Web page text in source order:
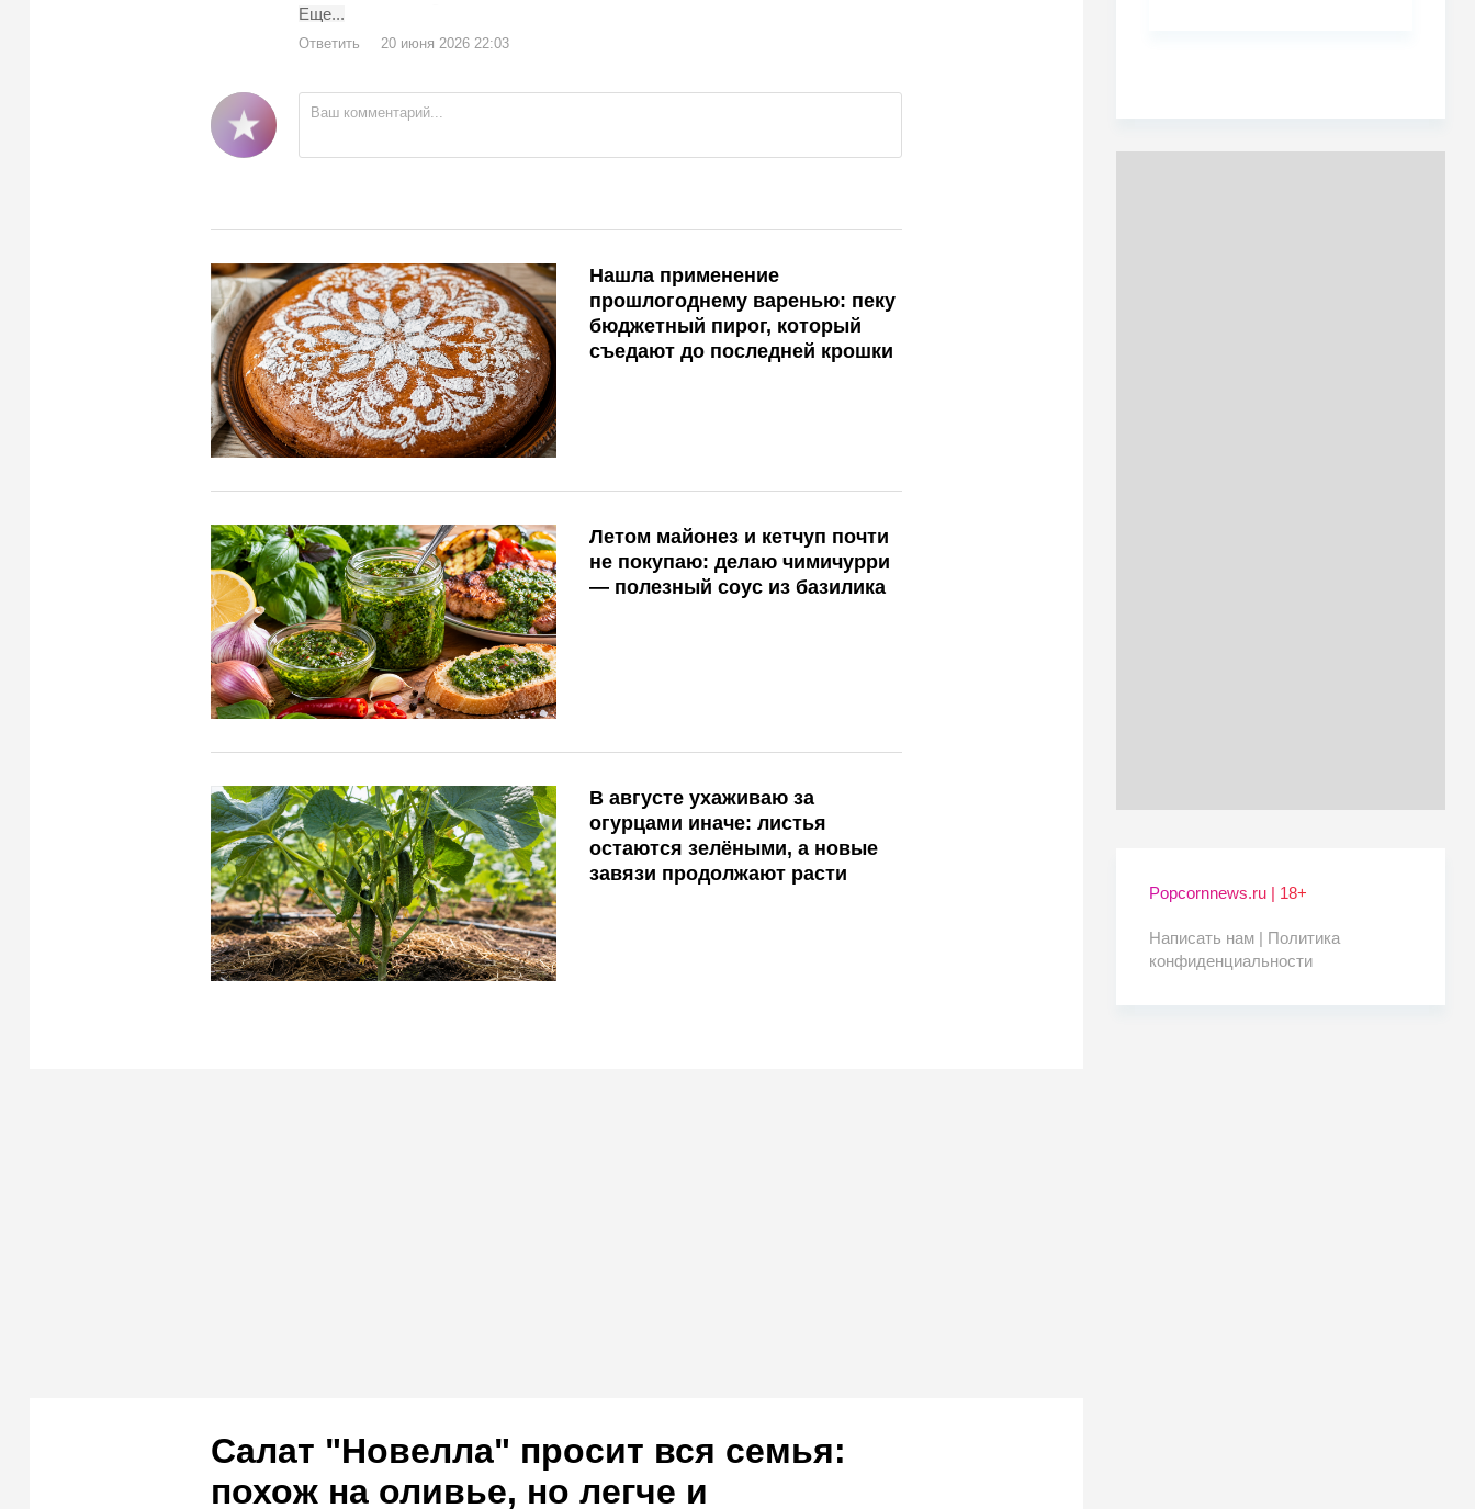
сырная намазка. С гренками, поджаренными на
Еще...
Ответить 20 июня 2026 22:03
Нашла применение
прошлогоднему варенью: пеку
бюджетный пирог, который
съедают до последней крошки
Летом майонез и кетчуп почти
не покупаю: делаю чимичурри
— полезный соус из базилика
В августе ухаживаю за
огурцами иначе: листья
остаются зелёными, а новые
завязи продолжают расти
Салат "Новелла" просит вся семья:
похож на оливье, но легче и
Popcornnews.ru | 18+
Написать нам | Политика
конфиденциальности